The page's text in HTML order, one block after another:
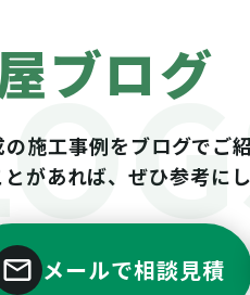
ブログ
施工事例をブログでご紹
があれば、ぜひ参考にし
メールで相談見積